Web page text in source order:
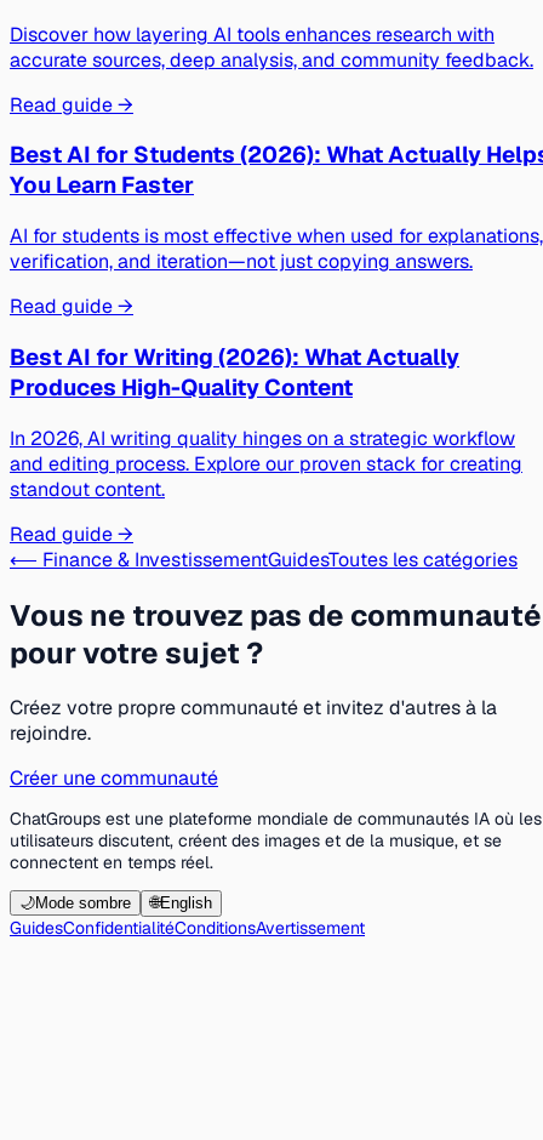
Discover how layering AI tools enhances research with
accurate sources, deep analysis, and community feedback.
Read guide →
Best AI for Students (2026): What Actually
You Learn Faster
AI for students is most effective when used for explanations,
verification, and iteration—not just copying answers.
Read guide →
Best AI for Writing (2026): What Actually
Produces High-Quality Content
In 2026, AI writing quality hinges on a strategic workflow
and editing process. Explore our proven stack for creating
standout content.
Read guide →
⟵ Finance & InvestissementGuidesToutes les catégories
Vous ne trouvez pas de communauté
pour votre sujet ?
Créez votre propre communauté et invitez d'autres à la
rejoindre.
Créer une communauté
ChatGroups est une plateforme mondiale de communautés IA où les
utilisateurs discutent, créent des images et de la musique, et se
connectent en temps réel.
🌙Mode sombre 🌐English
GuidesConfidentialitéConditionsAvertissement